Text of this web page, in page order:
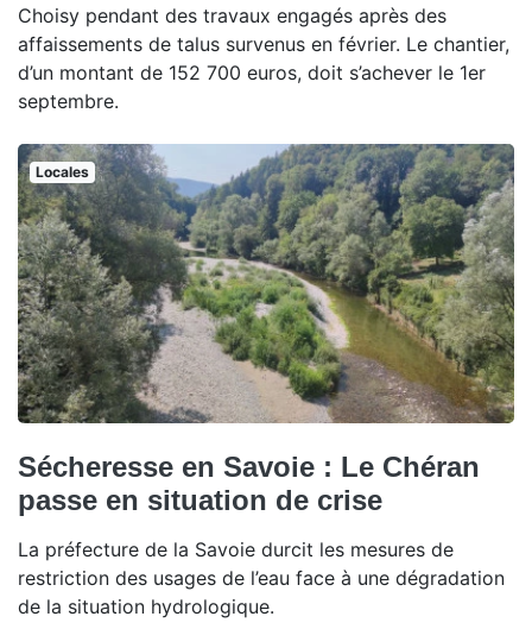
Choisy pendant des travaux engagés après des
affaissements de talus survenus en février. Le chantier,
d’un montant de 152 700 euros, doit s’achever le 1er
septembre.
Locales
Sécheresse en Savoie : Le Chéran
passe en situation de crise
La préfecture de la Savoie durcit les mesures de
restriction des usages de l’eau face à une dégradation
de la situation hydrologique.